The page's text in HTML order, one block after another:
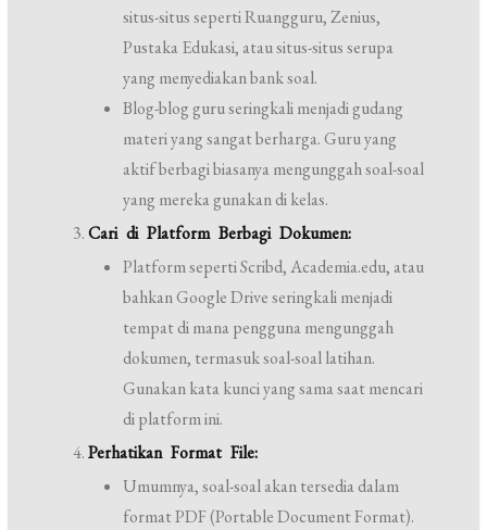
situs-situs seperti Ruangguru, Zenius,
Pustaka Edukasi, atau situs-situs serupa
yang menyediakan bank soal.
Blog-blog guru seringkali menjadi gudang
materi yang sangat berharga. Guru yang
aktif berbagi biasanya mengunggah soal-soal
yang mereka gunakan di kelas.
Cari di Platform Berbagi Dokumen:
Platform seperti Scribd, Academia.edu, atau
bahkan Google Drive seringkali menjadi
tempat di mana pengguna mengunggah
dokumen, termasuk soal-soal latihan.
Gunakan kata kunci yang sama saat mencari
di platform ini.
Perhatikan Format File:
Umumnya, soal-soal akan tersedia dalam
format PDF (Portable Document Format).